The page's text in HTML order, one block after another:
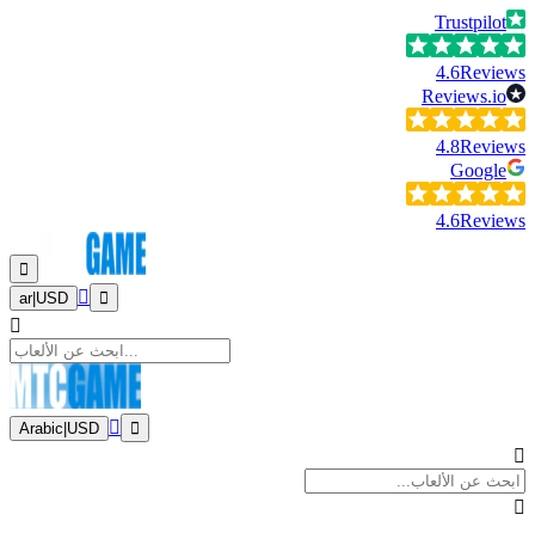
Trustpilot
4.6Reviews
Reviews.io
4.8Reviews
Google
4.6Reviews
ar| USD
Arabic USD